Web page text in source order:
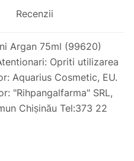
Recenzii
Argan 75ml (99620)
Opriti utilizarea
Aquarius Cosmetic, EU.
"Rihpangalfarma" SRL,
Chișinău Tel:373 22